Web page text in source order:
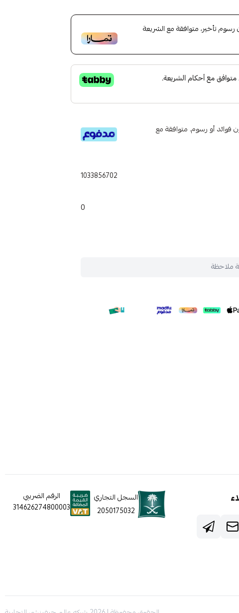
تأخير، متوافقة مع الشريعة
إلى 4 وحتى 6 دفعات، بدون فوائد أو رسوم. متوافقة مع
1033856702
0
ملاحظة
السجل التجاري
2050175032
الرقم الضريبي
314626274800003